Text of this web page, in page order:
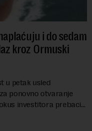
i do sedam
kroz Ormuski
u petak usled
ponovno otvaranje
investitora prebacio